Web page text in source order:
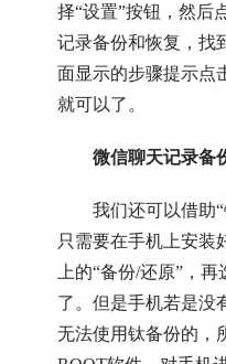
择“设置”按钮，然后
记录备份和恢复，找
面显示的步骤提示点
就可以了。
微信聊天记录备
我们还可以借助“
只需要在手机上安装
上的“备份/还原”，
了。但是手机若是没
无法使用钛备份的，